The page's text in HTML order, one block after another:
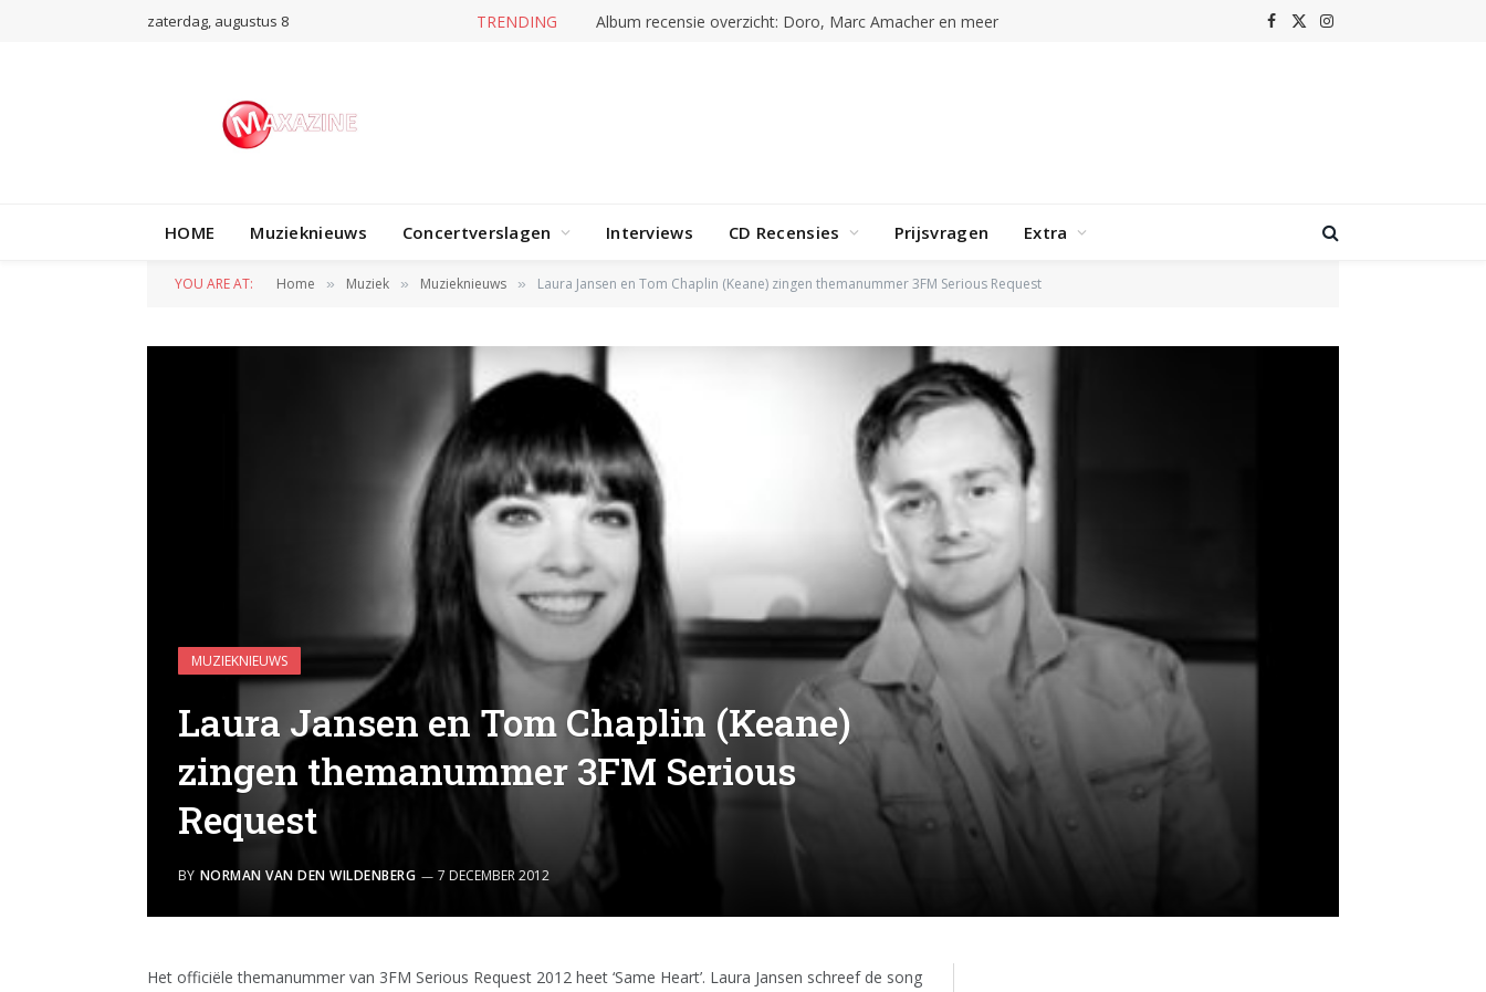
zaterdag, augustus 8 TRENDING Album recensie overzicht: Doro, Marc Amacher en meer Facebook
X
Instagram
HOME Muzieknieuws Concertverslagen Interviews CD Recensies Prijsvragen Extra
YOU ARE AT: Home » Muziek » Muzieknieuws » Laura Jansen en Tom Chaplin (Keane) zingen themanummer 3FM Serious Request
MUZIEKNIEUWS
Laura Jansen en Tom Chaplin (Keane)
zingen themanummer 3FM Serious
Request
BY NORMAN VAN DEN WILDENBERG 7 DECEMBER 2012
Het officiële themanummer van 3FM Serious Request 2012 heet ‘Same Heart’. Laura Jansen schreef de song